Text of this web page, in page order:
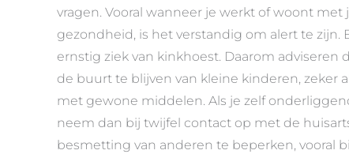
vragen. Vooral wanneer je werkt of woont
gezondheid, is het verstandig om alert te zijn.
ernstig ziek van kinkhoest. Daarom
de buurt te blijven van kleine kinderen, zeker
met gewone middelen. Als je zelf
neem dan bij twijfel contact op met de
besmetting van anderen te beperken, vooral